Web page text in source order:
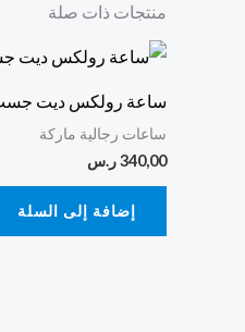
منتجات ذات صلة
ساعة رولكس ديت
ساعات رجالية ماركة
340,00ر.س
إضافة إلى السلة